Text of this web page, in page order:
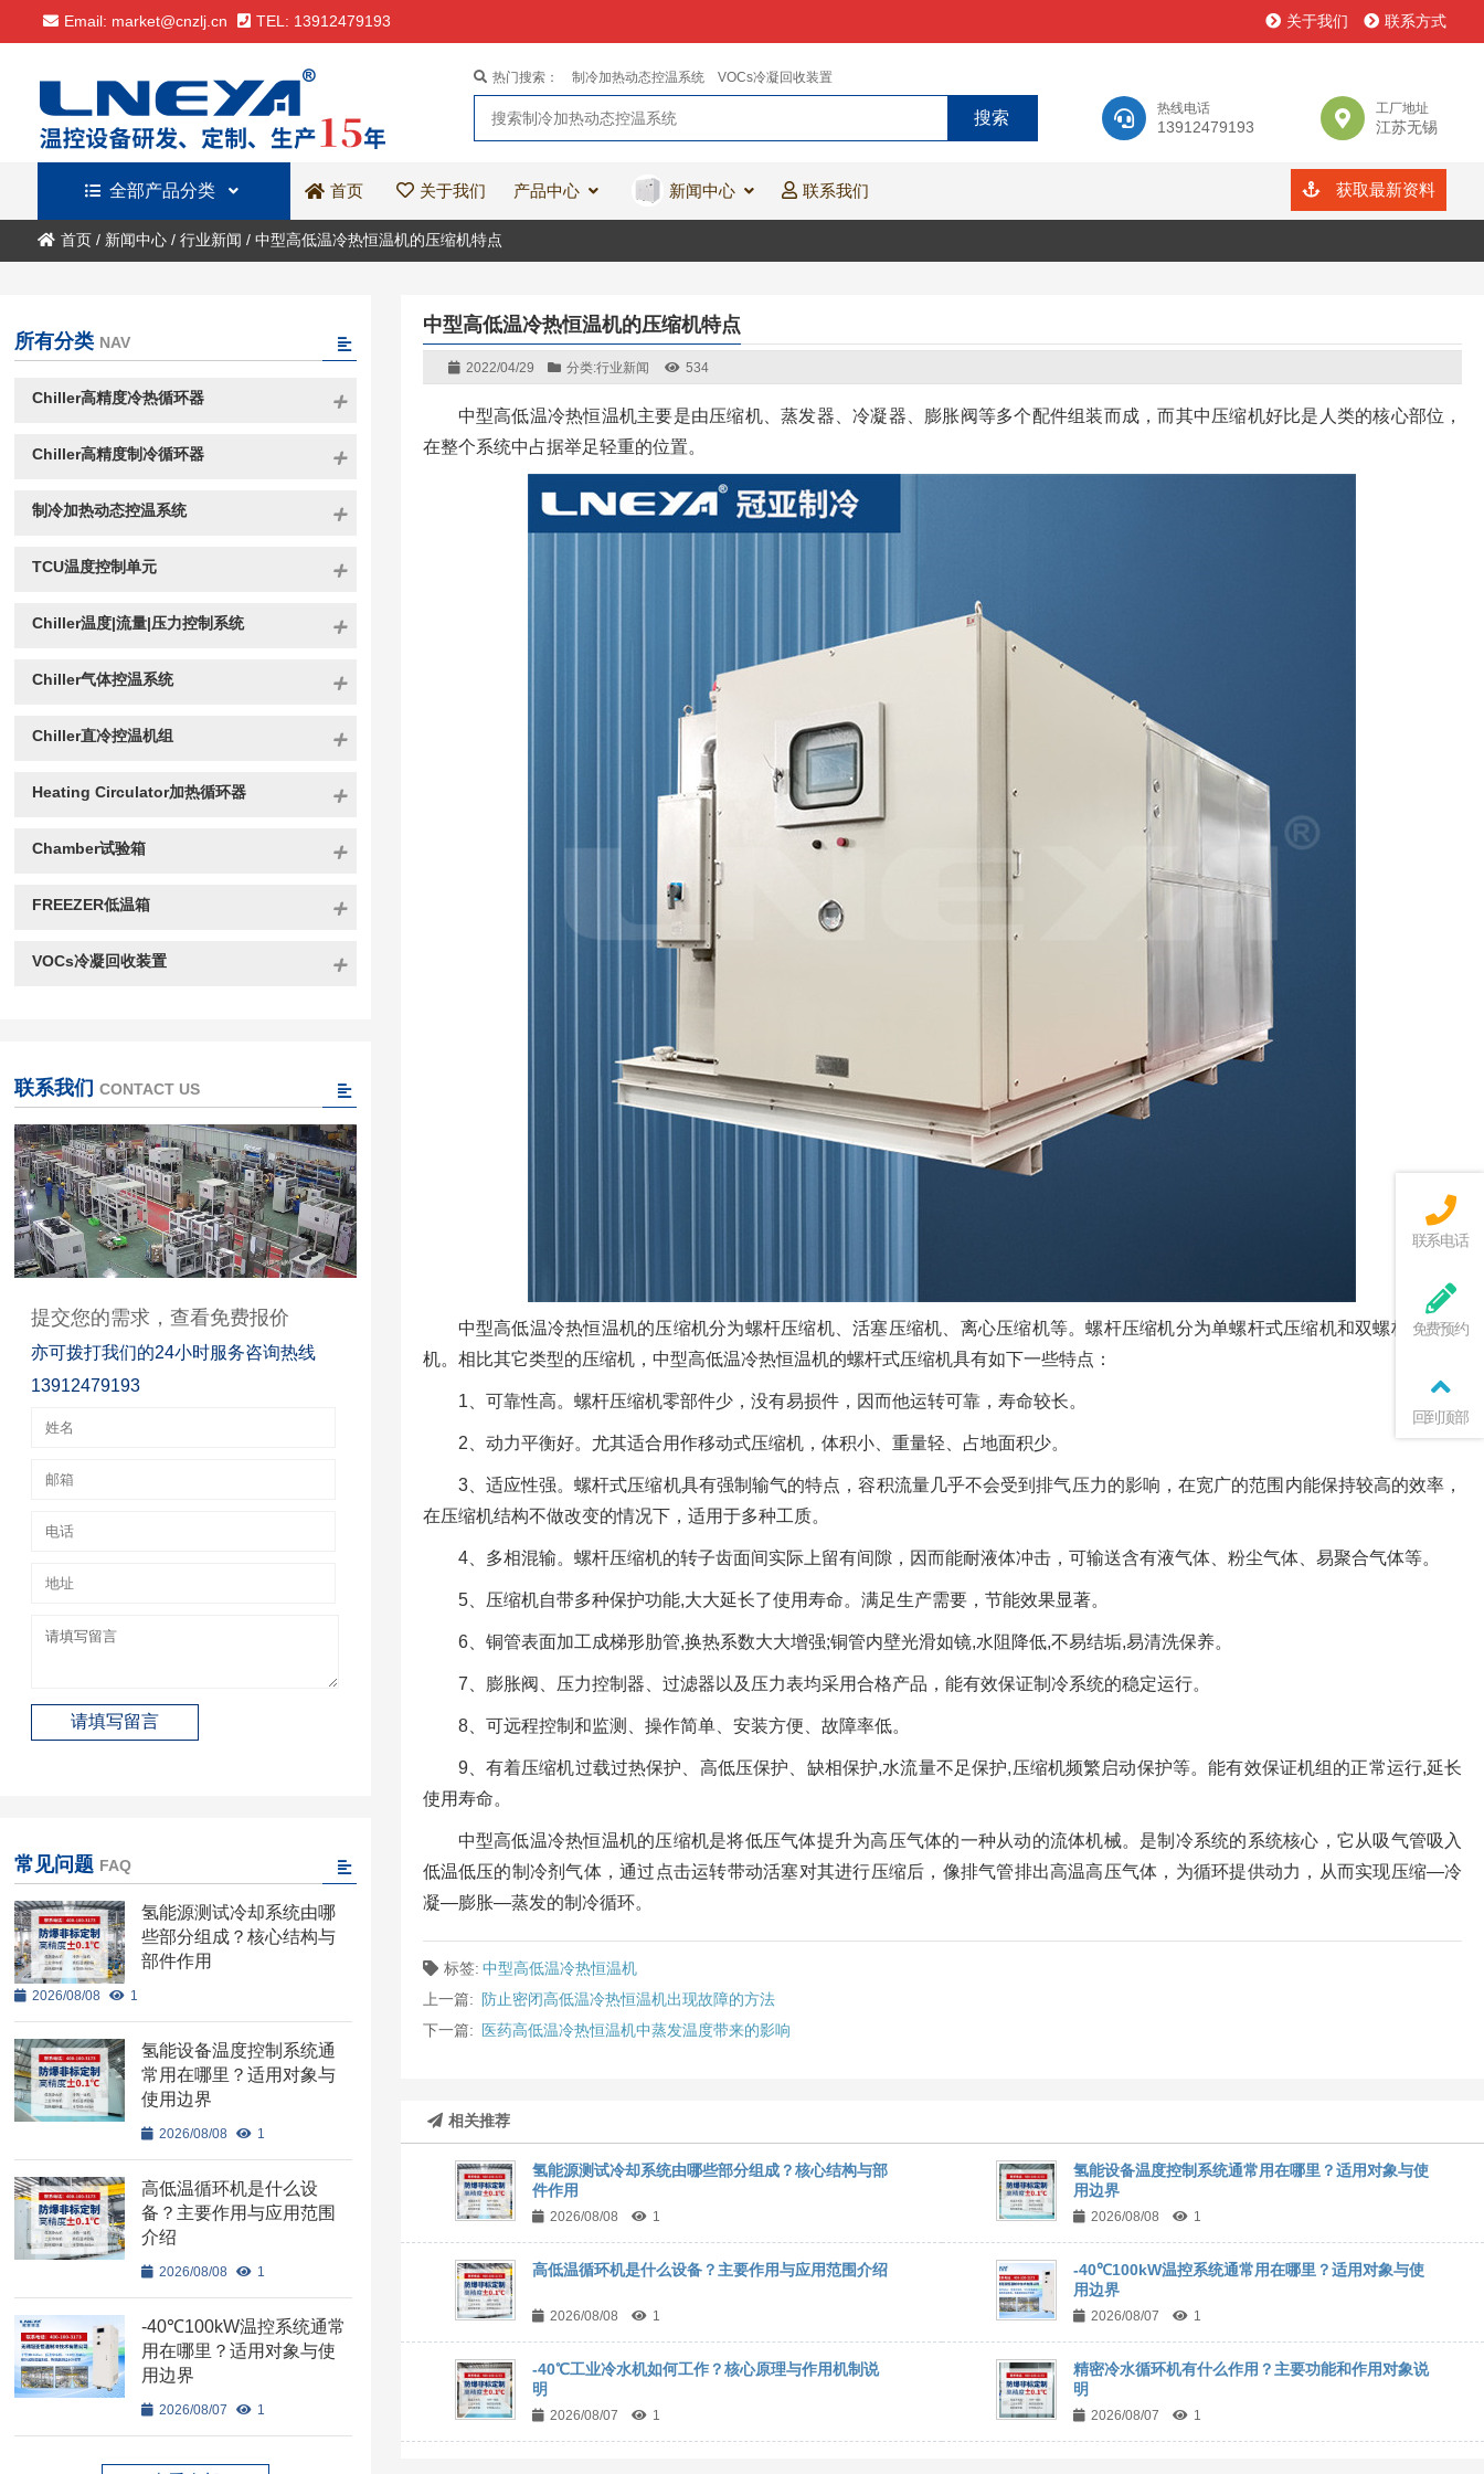
Email: market@cnzlj.cn TEL: 13912479193 关于我们 联系方式
热线电话
13912479193
工厂地址
江苏无锡
热门搜索： 制冷加热动态控温系统 VOCs冷凝回收装置
全部产品分类 首页 关于我们 产品中心 新闻中心 联系我们 获取最新资料
首页/ 新闻中心/ 行业新闻 / 中型高低温冷热恒温机的压缩机特点
中型高低温冷热恒温机的压缩机特点
2022/04/29 分类:行业新闻 534
中型高低温冷热恒温机主要是由压缩机、蒸发器、冷凝器、膨胀阀等多个配件组装而成，而其中压缩机好比是人类的核心部位，
在整个系统中占据举足轻重的位置。
中型高低温冷热恒温机的压缩机分为螺杆压缩机、活塞压缩机、离心压缩机等。螺杆压缩机分为单螺杆式压缩机和双螺杆式压缩
机。相比其它类型的压缩机，中型高低温冷热恒温机的螺杆式压缩机具有如下一些特点：
1、可靠性高。螺杆压缩机零部件少，没有易损件，因而他运转可靠，寿命较长。
2、动力平衡好。尤其适合用作移动式压缩机，体积小、重量轻、占地面积少。
3、适应性强。螺杆式压缩机具有强制输气的特点，容积流量几乎不会受到排气压力的影响，在宽广的范围内能保持较高的效率，
在压缩机结构不做改变的情况下，适用于多种工质。
4、多相混输。螺杆压缩机的转子齿面间实际上留有间隙，因而能耐液体冲击，可输送含有液气体、粉尘气体、易聚合气体等。
5、压缩机自带多种保护功能,大大延长了使用寿命。满足生产需要，节能效果显著。
6、铜管表面加工成梯形肋管,换热系数大大增强;铜管内壁光滑如镜,水阻降低,不易结垢,易清洗保养。
7、膨胀阀、压力控制器、过滤器以及压力表均采用合格产品，能有效保证制冷系统的稳定运行。
8、可远程控制和监测、操作简单、安装方便、故障率低。
9、有着压缩机过载过热保护、高低压保护、缺相保护,水流量不足保护,压缩机频繁启动保护等。能有效保证机组的正常运行,延长
使用寿命。
中型高低温冷热恒温机的压缩机是将低压气体提升为高压气体的一种从动的流体机械。是制冷系统的系统核心，它从吸气管吸入
低温低压的制冷剂气体，通过点击运转带动活塞对其进行压缩后，像排气管排出高温高压气体，为循环提供动力，从而实现压缩—冷
凝—膨胀—蒸发的制冷循环。
标签: 中型高低温冷热恒温机
上一篇: 防止密闭高低温冷热恒温机出现故障的方法
下一篇:
医药高低温冷热恒温机中蒸发温度带来的影响
相关推荐
氢能源测试冷却系统由哪些部分组成？核心结构与部
件作用
2026/08/08 1
氢能设备温度控制系统通常用在哪里？适用对象与使
用边界
2026/08/08 1
高低温循环机是什么设备？主要作用与应用范围介绍
2026/08/08 1
-40℃100kW温控系统通常用在哪里？适用对象与使
用边界
2026/08/07 1
-40℃工业冷水机如何工作？核心原理与作用机制说
明
2026/08/07 1
精密冷水循环机有什么作用？主要功能和作用对象说
明
2026/08/07 1
所有分类 NAV
Chiller高精度冷热循环器
Chiller高精度制冷循环器
制冷加热动态控温系统
TCU温度控制单元
Chiller温度|流量|压力控制系统
Chiller气体控温系统
Chiller直冷控温机组
Heating Circulator加热循环器
Chamber试验箱
FREEZER低温箱
VOCs冷凝回收装置
联系我们 CONTACT US
提交您的需求，查看免费报价
亦可拨打我们的24小时服务咨询热线
13912479193
常见问题 FAQ
氢能源测试冷却系统由哪
些部分组成？核心结构与
部件作用
2026/08/08 1
氢能设备温度控制系统通
常用在哪里？适用对象与
使用边界
2026/08/08 1
高低温循环机是什么设
备？主要作用与应用范围
介绍
2026/08/08 1
-40℃100kW温控系统通常
用在哪里？适用对象与使
用边界
2026/08/07 1
联系电话
免费预约
回到顶部